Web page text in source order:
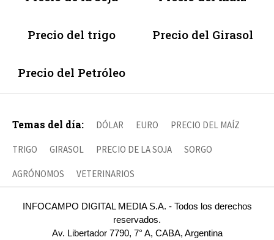
Precio del trigo Precio del Girasol
Precio del Petróleo
Temas del día: DÓLAR EURO PRECIO DEL MAÍZ
TRIGO GIRASOL PRECIO DE LA SOJA SORGO
AGRÓNOMOS VETERINARIOS
INFOCAMPO DIGITAL MEDIA S.A. - Todos los derechos
reservados.
Av. Libertador 7790, 7° A, CABA, Argentina